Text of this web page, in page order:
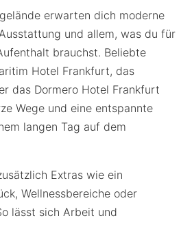
erwarten dich moderne
und allem, was du für
brauchst. Beliebte
Hotel Frankfurt, das
das Dormero Hotel Frankfurt
Wege und eine entspannte
langen Tag auf dem
Extras wie ein
Wellnessbereiche oder
lässt sich Arbeit und